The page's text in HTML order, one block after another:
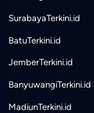
SurabayaTerkini.id
BatuTerkini.id
JemberTerkini.id
BanyuwangiTerkini.id
MadiunTerkini.id